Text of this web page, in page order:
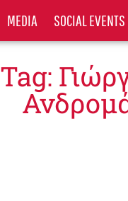
MEDIA SOCIAL EVENTS
Tag: